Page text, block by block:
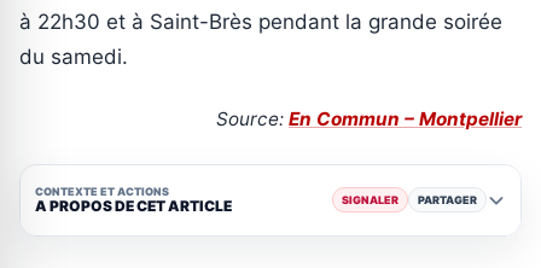
à 22h30 et à Saint-Brès pendant la grande soirée
du samedi.
Source: En Commun – Montpellier
CONTEXTE ET ACTIONS
A PROPOS DE CET ARTICLE SIGNALER PARTAGER